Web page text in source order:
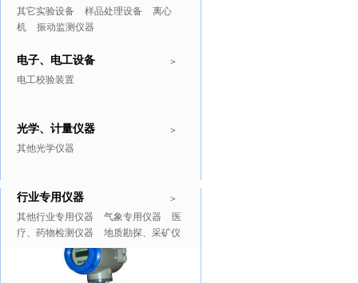
其它实验设备 样品处理设备
离心
机
振动监测仪器
>
电子、电工设备
电工校验装置
>
光学、计量仪器
其他光学仪器
>
行业专用仪器
其他行业专用仪器 气象专用仪器
医
疗、药物检测仪器
地质勘探、采矿仪
推广商品 更多>>